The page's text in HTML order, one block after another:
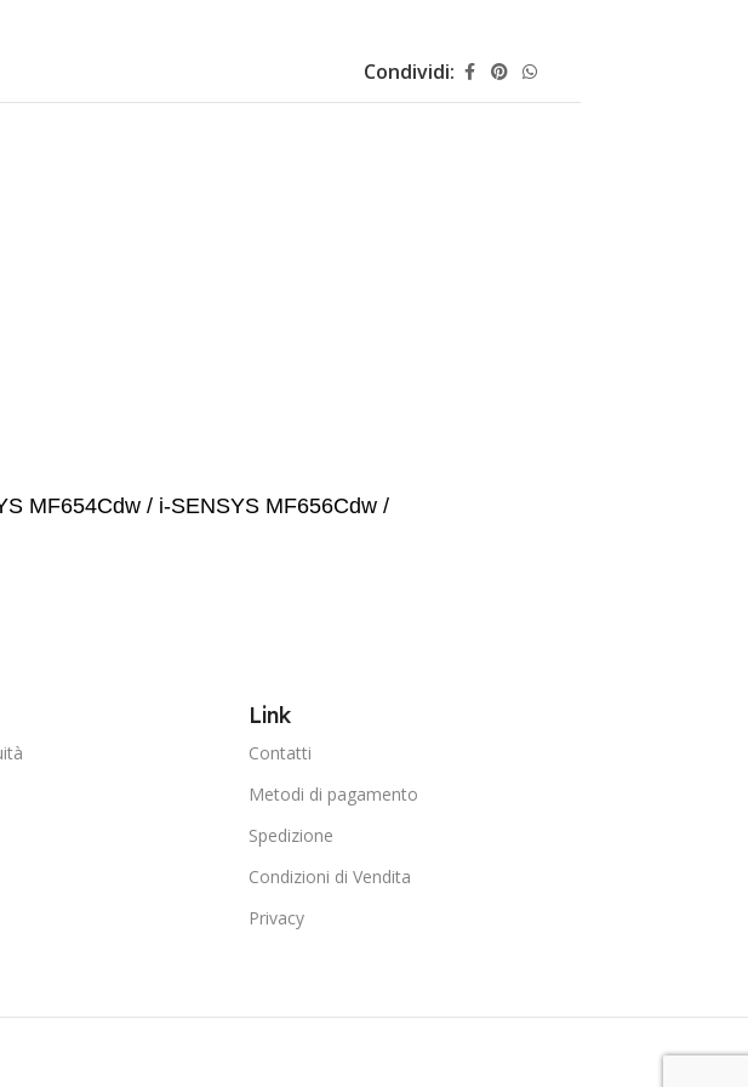
Condividi:
MF654Cdw / i-SENSYS MF656Cdw /
Link
Contatti
Metodi di pagamento
Spedizione
Condizioni di Vendita
Privacy